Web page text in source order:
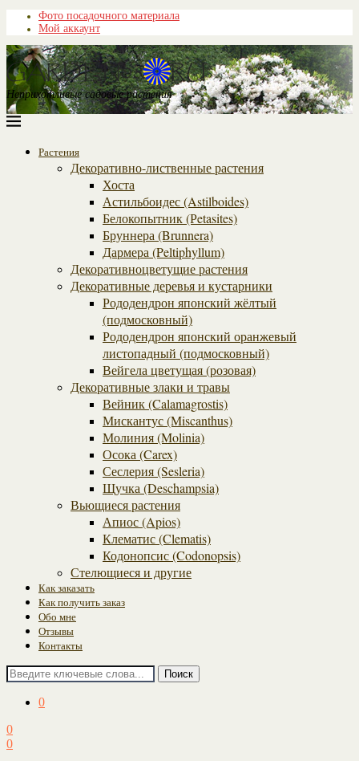
Фото посадочного материала
Мой аккаунт
Неприхотливые садовые растения
Растения
Декоративно-лиственные растения
Хоста
Астильбоидес (Astilboides)
Белокопытник (Рetasites)
Бруннера (Brunnera)
Дармера (Peltiphyllum)
Декоративноцветущие растения
Декоративные деревья и кустарники
Рододендрон японский жёлтый
(подмосковный)
Рододендрон японский оранжевый
листопадный (подмосковный)
Вейгела цветущая (розовая)
Декоративные злаки и травы
Вейник (Calamagrostis)
Мискантус (Miscanthus)
Молиния (Molinia)
Осока (Carex)
Сеслерия (Sesleria)
Щучка (Deschampsia)
Вьющиеся растения
Апиос (Apios)
Клематис (Clematis)
Кодонопсис (Codonopsis)
Стелющиеся и другие
Как заказать
Как получить заказ
Обо мне
Отзывы
Контакты
Поиск
0
0
0